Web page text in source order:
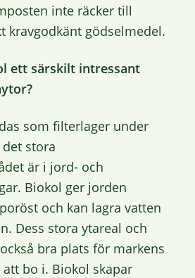
inte räcker till
kravgodkänt gödselmedel.
ett särskilt intressant
som filterlager under
stora
är i jord- och
Biokol ger jorden
och kan lagra vatten
Dess stora ytareal och
bra plats för markens
bo i. Biokol skapar